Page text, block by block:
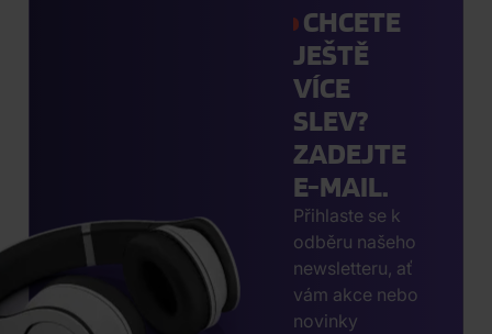
CHCETE
JEŠTĚ
VÍCE
SLEV?
ZADEJTE
E-MAIL.
Přihlaste se k
odběru našeho
newsletteru, ať
vám akce nebo
novinky